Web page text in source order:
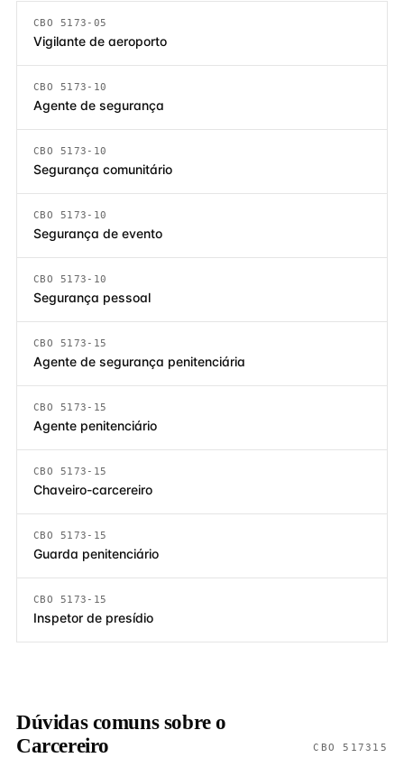
CBO 5173-05
Vigilante de aeroporto
CBO 5173-10
Agente de segurança
CBO 5173-10
Segurança comunitário
CBO 5173-10
Segurança de evento
CBO 5173-10
Segurança pessoal
CBO 5173-15
Agente de segurança penitenciária
CBO 5173-15
Agente penitenciário
CBO 5173-15
Chaveiro-carcereiro
CBO 5173-15
Guarda penitenciário
CBO 5173-15
Inspetor de presídio
Dúvidas comuns sobre o
Carcereiro
CBO 517315